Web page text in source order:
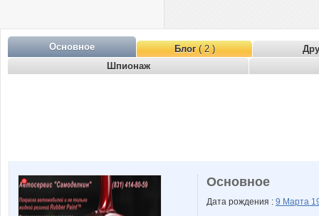
Основное Блог( 2 )
Шпионаж
Основное
Дата рождения : 9 Марта